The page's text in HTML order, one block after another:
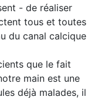
- de réaliser
tous et toutes
du canal calcique
que le fait
main est une
déjà malades, il